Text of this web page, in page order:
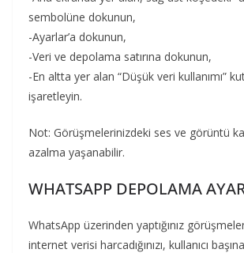
sembolüne dokunun,
-Ayarlar’a dokunun,
-Veri ve depolama satırına dokunun,
-En altta yer alan “Düşük veri kullanımı”
işaretleyin.
Not: Görüşmelerinizdeki ses ve görüntü
azalma yaşanabilir.
WHATSAPP DEPOLAMA
WhatsApp üzerinden yaptığınız
internet verisi harcadığınızı, kullanıcı